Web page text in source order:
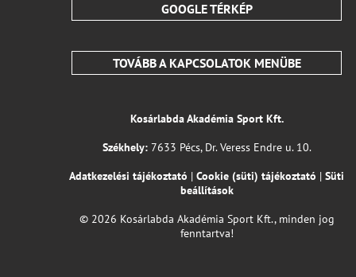
GOOGLE TÉRKÉP
TOVÁBB A KAPCSOLATOK MENÜBE
Kosárlabda Akadémia Sport Kft.
Székhely:7633 Pécs, Dr. Veress Endre u. 10.
Adatkezelési tájékoztató | Cookie (süti) tájékoztató | Süti
beállítások
© 2026 Kosárlabda Akadémia Sport Kft., minden jog
fenntartva!